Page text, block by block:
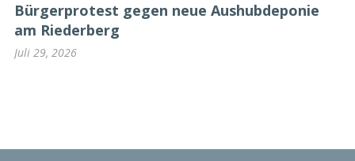
Bürgerprotest gegen neue Aushubdeponie
am Riederberg
Juli 29, 2026